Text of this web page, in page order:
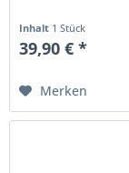
Inhalt 1 Stück
39,90 € *
Merken